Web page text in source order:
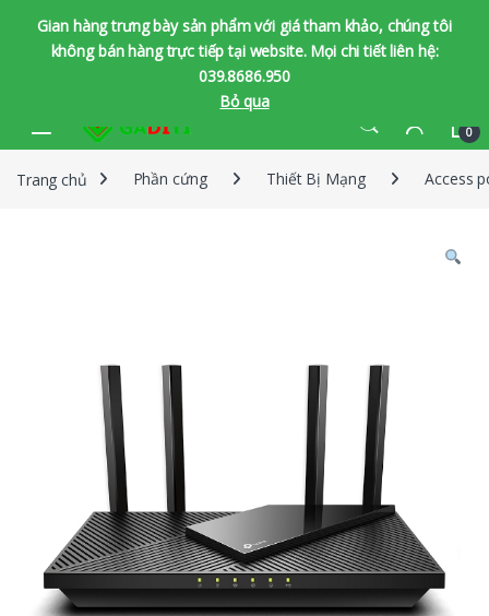
Gian hàng trưng bày sản phẩm với giá tham khảo, chúng tôi
không bán hàng trực tiếp tại website. Mọi chi tiết liên hệ:
039.8686.950
Bỏ qua
0
Trang chủ Phần cứng Thiết Bị Mạng Access